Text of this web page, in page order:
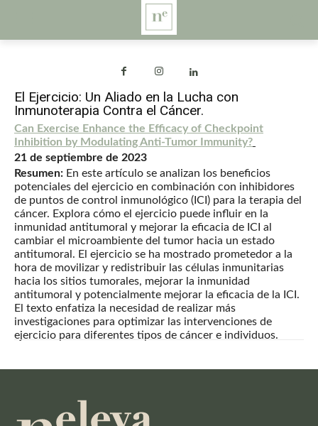
El Ejercicio: Un Aliado en la Lucha con
Inmunoterapia Contra el Cáncer.
Can Exercise Enhance the Efficacy of Checkpoint
Inhibition by Modulating Anti-Tumor Immunity?
21 de septiembre de 2023
Resumen: En este artículo se analizan los beneficios
potenciales del ejercicio en combinación con inhibidores
de puntos de control inmunológico (ICI) para la terapia del
cáncer. Explora cómo el ejercicio puede influir en la
inmunidad antitumoral y mejorar la eficacia de ICI al
cambiar el microambiente del tumor hacia un estado
antitumoral. El ejercicio se ha mostrado prometedor a la
hora de movilizar y redistribuir las células inmunitarias
hacia los sitios tumorales, mejorar la inmunidad
antitumoral y potencialmente mejorar la eficacia de la ICI.
El texto enfatiza la necesidad de realizar más
investigaciones para optimizar las intervenciones de
ejercicio para diferentes tipos de cáncer e individuos.